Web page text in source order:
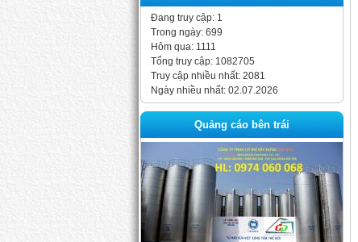
Đang truy cập: 1
Trong ngày: 699
Hôm qua: 1111
Tổng truy cập: 1082705
Truy cập nhiều nhất: 2081
Ngày nhiều nhất: 02.07.2026
Quảng cáo bên trái